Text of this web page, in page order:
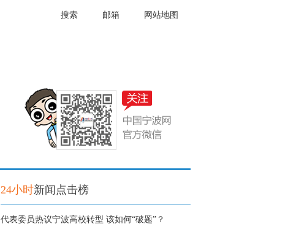
搜索 邮箱 网站地图
24小时新闻点击榜
代表委员热议宁波高校转型 该如何“破题”？